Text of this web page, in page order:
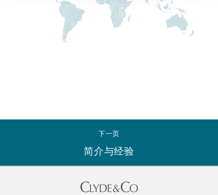
Specialty
彻斯特，新贝利广场2号
黎
下一页
简介与经验